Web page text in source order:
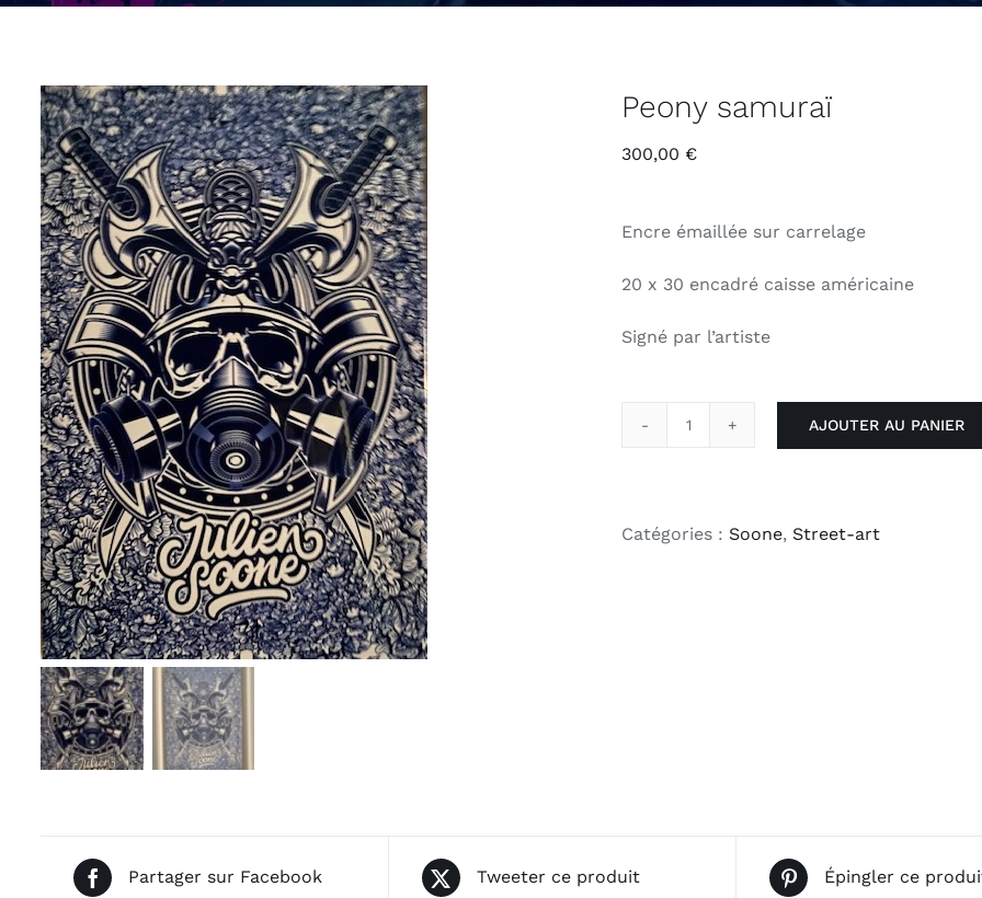
Peony samuraï
300,00 €
Encre émaillée sur carrelage
20 x 30 encadré caisse américaine
Signé par l’artiste
samuraï
AJOUTER AU PANIER
Catégories : Soone, Street-art
Partager sur Facebook Tweeter ce produit Épingler ce